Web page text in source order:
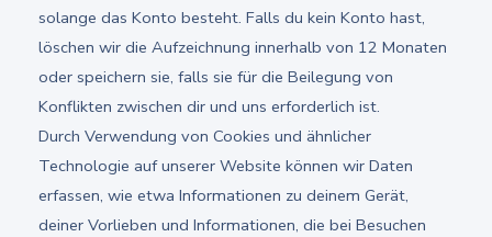
solange das Konto besteht. Falls du kein Konto hast,
löschen wir die Aufzeichnung innerhalb von 12 Monaten
oder speichern sie, falls sie für die Beilegung von
Konflikten zwischen dir und uns erforderlich ist.
Durch Verwendung von Cookies und ähnlicher
Technologie auf unserer Website können wir Daten
erfassen, wie etwa Informationen zu deinem Gerät,
deiner Vorlieben und Informationen, die bei Besuchen